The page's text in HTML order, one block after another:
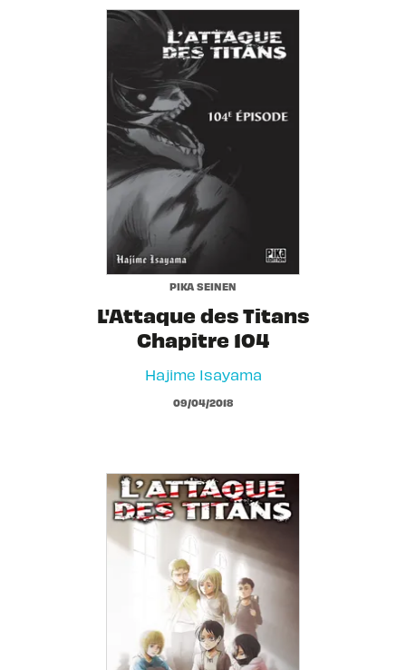
PIKA SEINEN
L'Attaque des Titans
Chapitre 104
Hajime Isayama
09/04/2018